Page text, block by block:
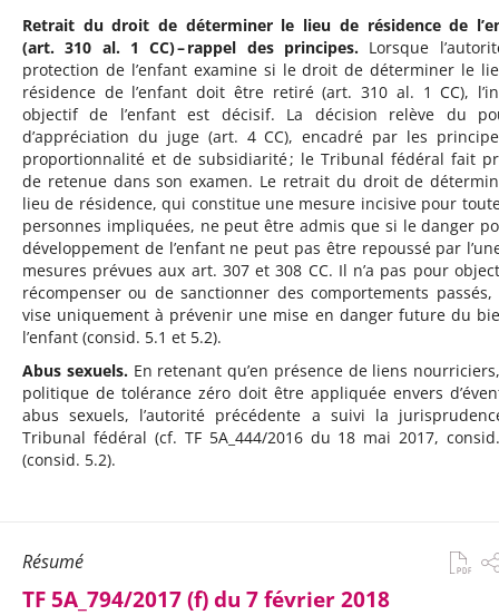
Retrait du droit de déterminer le lieu de résidence de
(art. 310 al. 1 CC) – rappel des principes. Lorsque
protection de l’enfant examine si le droit de déterminer le
résidence de l’enfant doit être retiré (art. 310 al. 1 CC),
objectif de l’enfant est décisif. La décision relève du
d’appréciation du juge (art. 4 CC), encadré par les
proportionnalité et de subsidiarité ; le Tribunal fédéral fait
de retenue dans son examen. Le retrait du droit de
lieu de résidence, qui constitue une mesure incisive pour
personnes impliquées, ne peut être admis que si le danger
développement de l’enfant ne peut pas être repoussé par
mesures prévues aux art. 307 et 308 CC. Il n’a pas pour
récompenser ou de sanctionner des comportements passés,
vise uniquement à prévenir une mise en danger future du
l’enfant (consid. 5.1 et 5.2).
Abus sexuels.En retenant qu’en présence de liens
politique de tolérance zéro doit être appliquée envers
abus sexuels, l’autorité précédente a suivi la
Tribunal fédéral (cf. TF 5A_444/2016 du 18 mai 2017,
(consid. 5.2).
Résumé
TF 5A_794/2017 (f) du 7 février 2018